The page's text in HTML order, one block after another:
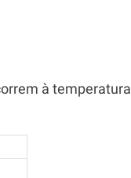
à temperatura